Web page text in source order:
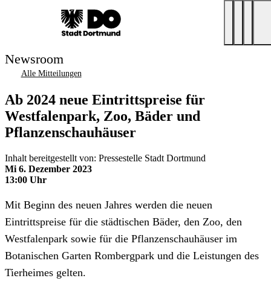
Newsroom
Alle Mitteilungen
Ab 2024 neue Eintrittspreise für
Westfalenpark, Zoo, Bäder und
Pflanzenschauhäuser
Inhalt bereitgestellt von: Pressestelle Stadt Dortmund
Mi 6. Dezember 2023
13:00 Uhr
Mit Beginn des neuen Jahres werden die neuen
Eintrittspreise für die städtischen Bäder, den Zoo, den
Westfalenpark sowie für die Pflanzenschauhäuser im
Botanischen Garten Rombergpark und die Leistungen des
Tierheimes gelten.